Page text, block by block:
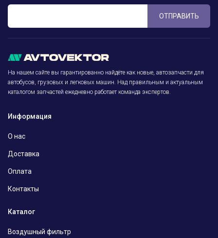
ОТПРАВИТЬ
На нашем сайте вы гарантированно найдёте как новые, автозапчасти для
автобусов, грузовых и легковых машин. Над правильным и актуальным
каталогом запчастей ежедневно работает команда экспертов.
Информация
О нас
Доставка
Оплата
Контакты
Каталог
Воздушный фильтр